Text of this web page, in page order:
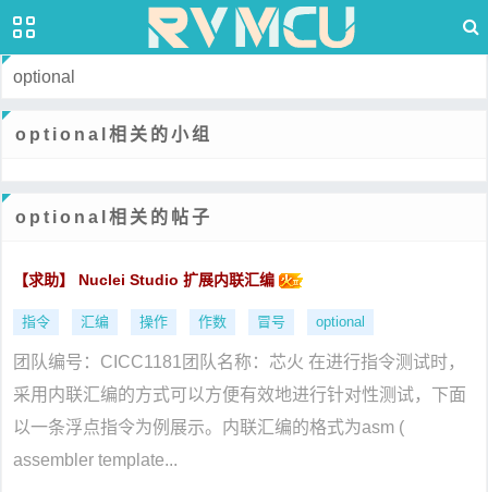
optional
optional相关的小组
optional相关的帖子
【求助】 Nuclei Studio 扩展内联汇编
指令 汇编 操作 作数 冒号 optional
团队编号：CICC1181团队名称：芯火 在进行指令测试时，
采用内联汇编的方式可以方便有效地进行针对性测试，下面
以一条浮点指令为例展示。内联汇编的格式为asm (
assembler template...